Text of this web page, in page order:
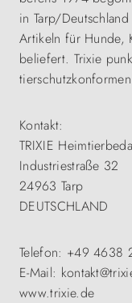
in Tarp/
Artikeln für Hunde,
beliefert. Trixie
Kontakt:
TRIXIE
Industriestraße 32
24963 Tarp
DEUTSCHLAND
Telefon: +49 4638
E-Mail:
www.trixie.de